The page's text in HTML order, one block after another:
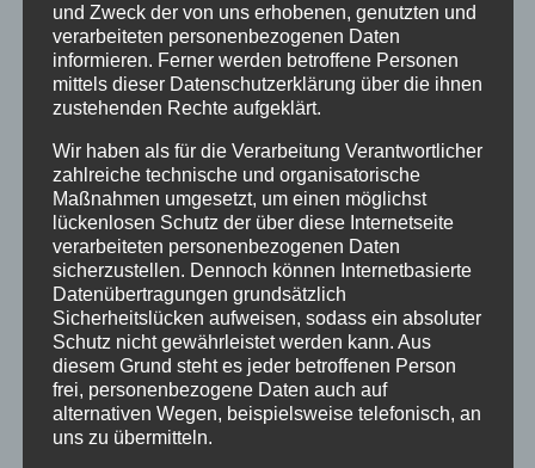
von HausPartale |Nov. 28, 2019|Allgemein,
Oberstdorf
Der Oberstdorfer Adventskalender– täglich
öffnet sich ein Türchen im diesjährigen Online-
Adventskalender. Neben vielen interessanten
und Zweck der von uns erhobenen, genutzten und
verarbeiteten personenbezogenen Daten
informieren. Ferner werden betroffene Personen
mittels dieser Datenschutzerklärung über die ihnen
zustehenden Rechte aufgeklärt.
Wir haben als für die Verarbeitung Verantwortlicher
zahlreiche technische und organisatorische
Maßnahmen umgesetzt, um einen möglichst
lückenlosen Schutz der über diese Internetseite
verarbeiteten personenbezogenen Daten
sicherzustellen. Dennoch können Internetbasierte
Datenübertragungen grundsätzlich
Sicherheitslücken aufweisen, sodass ein absoluter
Schutz nicht gewährleistet werden kann. Aus
diesem Grund steht es jeder betroffenen Person
frei, personenbezogene Daten auch auf
alternativen Wegen, beispielsweise telefonisch, an
uns zu übermitteln.